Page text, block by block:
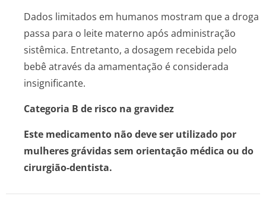
Dados limitados em humanos mostram que a droga
passa para o leite materno após administração
sistêmica. Entretanto, a dosagem recebida pelo
bebê através da amamentação é considerada
insignificante.
Categoria B de risco na gravidez
Este medicamento não deve ser utilizado por
mulheres grávidas sem orientação médica ou do
cirurgião-dentista.